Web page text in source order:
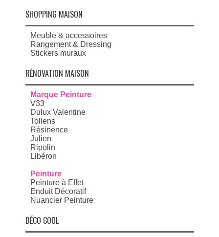
SHOPPING MAISON
Meuble & accessoires
Rangement & Dressing
Stickers muraux
RÉNOVATION MAISON
Marque Peinture
V33
Dulux Valentine
Tollens
Résinence
Julien
Ripolin
Libéron
Peinture
Peinture à Effet
Enduit Décoratif
Nuancier Peinture
DÉCO COOL